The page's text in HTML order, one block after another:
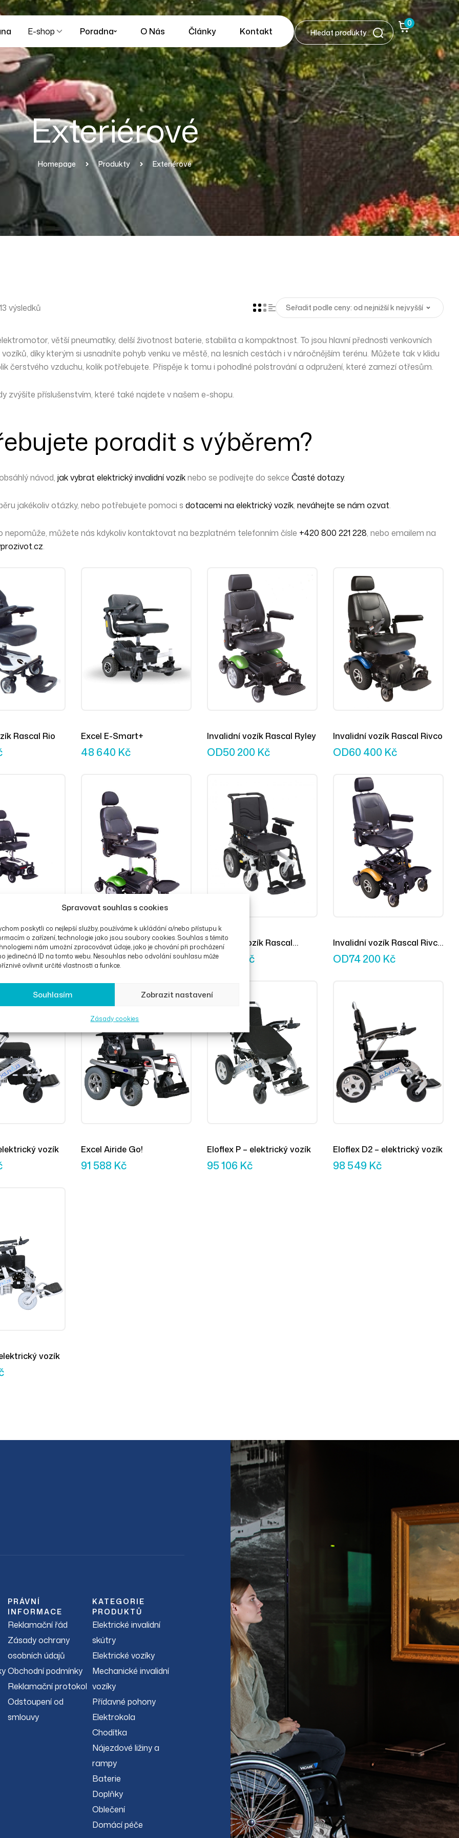
Spravovat souhlas s cookies
poskytli co nejlepší služby, používáme k ukládání a/nebo přístupu k
o zařízení, technologie jako jsou soubory cookies. Souhlas s těmito
nám umožní zpracovávat údaje, jako je chování při procházení
jedinečná ID na tomto webu. Nesouhlas nebo odvolání souhlasu může
ovlivnit určité vlastnosti a funkce.
Souhlasím Zobrazit nastavení
Zásady cookies
E-shop Poradna O Nás Články Kontakt
0
Exteriérové
Homepage Produkty Exteriérové
výsledků
větší pneumatiky, delšíživotnost baterie, stabilita a kompaktnost. To jsou hlavní přednosti venkovních
díky kterým si usnadníte pohyb venku ve městě, na lesních cestách i v náročnějším terénu. Můžete tak v klidu
čerstvého vzduchu, kolik potřebujete. Přispěje k tomu i pohodlné polstrování a odpružení, které zamezí otřesům.
zvýšíte příslušenstvím, které také najdete v našem e-shopu.
poradit s výběrem?
návod, jak vybrat elektrický invalidní vozíknebo se podívejte do sekce Časté dotazy.
jakékoliv otázky, nebo potřebujete pomoci s dotacemi na elektrický vozík, neváhejte se nám ozvat.
nepomůže, můžete nás kdykoliv kontaktovat na bezplatném telefonním čísle +420 800 221 228, nebo emailem na
.
Rascal Rio Excel E-Smart+
48 640 Kč
Invalidní vozík Rascal Ryley
OD50 200 Kč
Invalidní vozík Rascal Rivco
OD60 400 Kč
Rascal
Invalidní vozík Rascal Ryley
se zdvihem sedadla
OD63 300Kč
Invalidní vozík Rascal
Rueba CT
68 000 Kč
Invalidní vozík Rascal Rivco
se zdvihem sedadla
OD74 200 Kč
vozík Excel Airide Go!
91 588 Kč
Eloflex P – elektrický vozík
95 106 Kč
Eloflex D2 – elektrický vozík
98 549 Kč
vozík
PRÁVNÍ
INFORMACE
Reklamační řád
Zásady ochrany
osobních údajů
Obchodní podmínky
Reklamační protokol
Odstoupení od
smlouvy
KATEGORIE
PRODUKTŮ
Elektrické invalidní
skútry
Elektrické vozíky
Mechanické invalidní
vozíky
Přídavné pohony
Elektrokola
Chodítka
Nájezdové ližiny a
rampy
Baterie
Doplňky
Oblečení
Domácí péče